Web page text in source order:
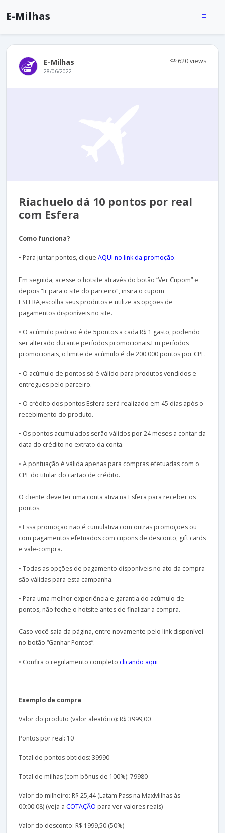
E-Milhas
E-Milhas 620 views
28/06/2022
Riachuelo dá 10 pontos por real
com Esfera
Como funciona?
• Para juntar pontos, clique AQUI no link da promoção.
Em seguida, acesse o hotsite através do botão “Ver Cupom” e
depois "Ir para o site do parceiro", insira o cupom
ESFERA,escolha seus produtos e utilize as opções de
pagamentos disponíveis no site.
• O acúmulo padrão é de 5pontos a cada R$ 1 gasto, podendo
ser alterado durante períodos promocionais.Em períodos
promocionais, o limite de acúmulo é de 200.000 pontos por CPF.
• O acúmulo de pontos só é válido para produtos vendidos e
entregues pelo parceiro.
• O crédito dos pontos Esfera será realizado em 45 dias após o
recebimento do produto.
• Os pontos acumulados serão válidos por 24 meses a contar da
data do crédito no extrato da conta.
• A pontuação é válida apenas para compras efetuadas com o
CPF do titular do cartão de crédito.
O cliente deve ter uma conta ativa na Esfera para receber os
pontos.
• Essa promoção não é cumulativa com outras promoções ou
com pagamentos efetuados com cupons de desconto, gift cards
e vale-compra.
• Todas as opções de pagamento disponíveis no ato da compra
são válidas para esta campanha.
• Para uma melhor experiência e garantia do acúmulo de
pontos, não feche o hotsite antes de finalizar a compra.
Caso você saia da página, entre novamente pelo link disponível
no botão “Ganhar Pontos”.
• Confira o regulamento completo clicando aqui
Exemplo de compra
Valor do produto (valor aleatório): R$ 3999,00
Pontos por real: 10
Total de pontos obtidos: 39990
Total de milhas (com bônus de 100%): 79980
Valor do milheiro: R$ 25,44 (Latam Pass na MaxMilhas às
00:00:08) (veja a COTAÇÃO para ver valores reais)
Valor do desconto: R$ 1999,50 (50%)